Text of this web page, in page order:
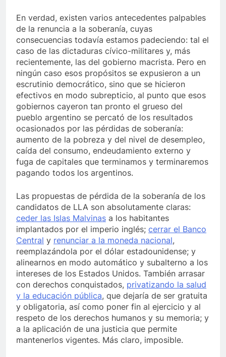
En verdad, existen varios antecedentes palpables
de la renuncia a la soberanía, cuyas
consecuencias todavía estamos padeciendo: tal el
caso de las dictaduras cívico-militares y, más
recientemente, las del gobierno macrista. Pero en
ningún caso esos propósitos se expusieron a un
escrutinio democrático, sino que se hicieron
efectivos en modo subrepticio, al punto que esos
gobiernos cayeron tan pronto el grueso del
pueblo argentino se percató de los resultados
ocasionados por las pérdidas de soberanía:
aumento de la pobreza y del nivel de desempleo,
caída del consumo, endeudamiento externo y
fuga de capitales que terminamos y terminaremos
pagando todos los argentinos.
Las propuestas de pérdida de la soberanía de los
candidatos de LLA son absolutamente claras:
ceder las Islas Malvinas a los habitantes
implantados por el imperio inglés; cerrar el Banco
Central y renunciar a la moneda nacional,
reemplazándola por el dólar estadounidense; y
alinearnos en modo automático y subalterno a los
intereses de los Estados Unidos. También arrasar
con derechos conquistados, privatizando la salud
y la educación pública, que dejaría de ser gratuita
y obligatoria, así como poner fin al ejercicio y al
respeto de los derechos humanos y su memoria; y
a la aplicación de una justicia que permite
mantenerlos vigentes. Más claro, imposible.